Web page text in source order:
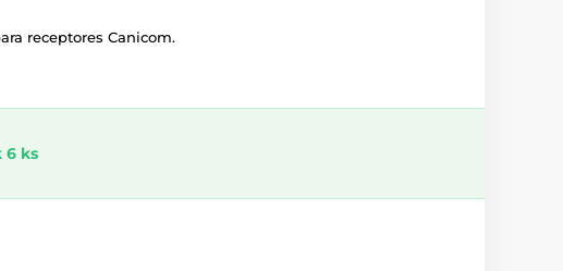
receptores Canicom.
6 ks